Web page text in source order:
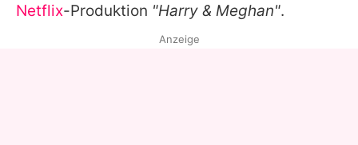
Netflix-Produktion "Harry & Meghan".
Anzeige